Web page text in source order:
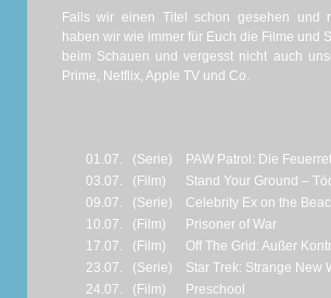
Falls wir einen Titel schon gesehen und
haben wir wie immer für Euch die Filme und
beim Schauen und vergesst nicht auch
Prime, Netflix, Apple TV und Co.
01.07. (Serie)
PAW Patrol: Die
03.07.
(Film)
Stand Your Ground –
09.07.
(Serie)
Celebrity Ex on the
10.07.
(Film)
Prisoner of War
17.07.
(Film)
Off The Grid: Außer
23.07.
(Serie)
Star Trek: Strange New
24.07.
(Film)
Preschool